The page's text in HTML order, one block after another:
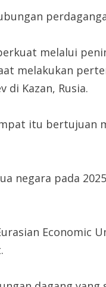
melalui
melakukan
di Kazan, Rusia.
itu
negara pada
Economic